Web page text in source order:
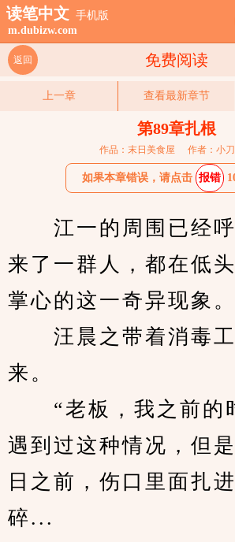
读笔中文 手机版
m.dubizw.com
免费阅读
返回
上一章 查看最新章节
第89章扎根
作品：末日美食屋 作者：小
如果本章错误，请点击 报错
江一的周围已经呼
来了一群人，都在低
掌心的这一奇异现象。
汪晨之带着消毒工
来。
“老板，我之前的
遇到过这种情况，但
日之前，伤口里面扎
碎...